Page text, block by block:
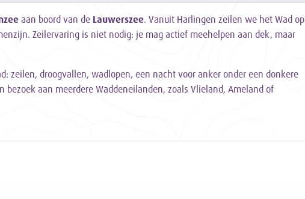
aan boord van de Lauwerszee. Vanuit Harlingen zeilen we het Wad op
Zeilervaring is niet nodig: je mag actief meehelpen aan dek, maar
zeilen, droogvallen, wadlopen, een nacht voor anker onder een donkere
aan meerdere Waddeneilanden, zoals Vlieland, Ameland of